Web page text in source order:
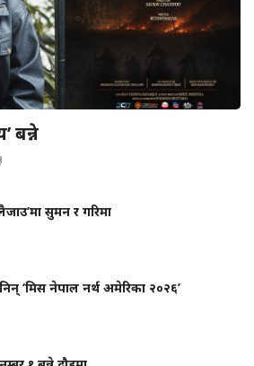
बन्ने
सुमन र गरिमा
‘मिस नेपाल नर्थ अमेरिका २०२६’